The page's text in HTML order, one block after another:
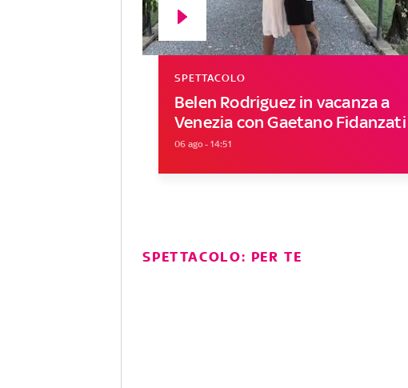
Belen Rodriguez in vacanza a
Venezia con Gaetano Fidanzati
SPETTACOLO
06 ago - 14:51
SPETTACOLO: PER TE